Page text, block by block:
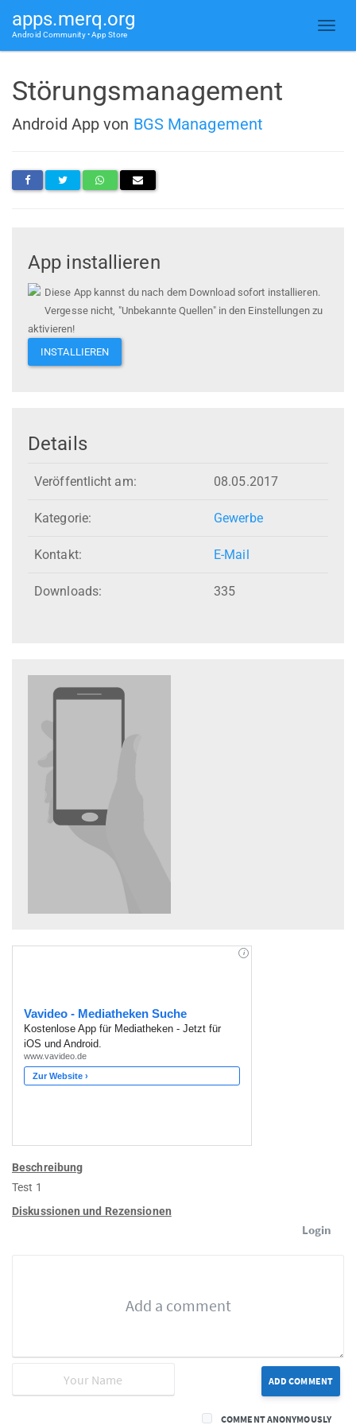
apps.merq.org
Android Community • App Store
Störungsmanagement
Android App von BGS Management
App installieren
Diese App kannst du nach dem Download sofort installieren.
Vergesse nicht, "Unbekannte Quellen" in den Einstellungen zu
aktivieren!
INSTALLIEREN
Details
Veröffentlicht am: 08.05.2017
Kategorie: Gewerbe
Kontakt: E-Mail
Downloads: 335
Beschreibung
Test 1
Diskussionen und Rezensionen
Login
ADD COMMENT
COMMENT ANONYMOUSLY